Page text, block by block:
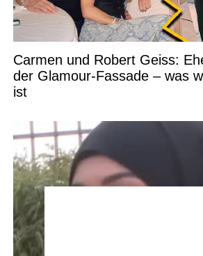
Carmen und Robert Geiss:
der Glamour-Fassade – was
ist